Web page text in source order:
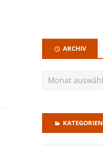
ARCHIV
KATEGORIEN